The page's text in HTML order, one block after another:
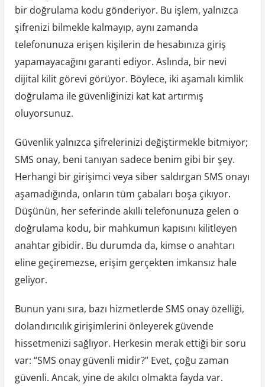
bir doğrulama kodu gönderiyor. Bu işlem, yalnızca
şifrenizi bilmekle kalmayıp, aynı zamanda
telefonunuza erişen kişilerin de hesabınıza giriş
yapamayacağını garanti ediyor. Aslında, bir nevi
dijital kilit görevi görüyor. Böylece, iki aşamalı kimlik
doğrulama ile güvenliğinizi kat kat artırmış
oluyorsunuz.
Güvenlik yalnızca şifrelerinizi değiştirmekle bitmiyor;
SMS onay, beni tanıyan sadece benim gibi bir şey.
Herhangi bir girişimci veya siber saldırgan SMS onayı
aşamadığında, onların tüm çabaları boşa çıkıyor.
Düşünün, her seferinde akıllı telefonunuza gelen o
doğrulama kodu, bir mahkumun kapısını kilitleyen
anahtar gibidir. Bu durumda da, kimse o anahtarı
eline geçiremezse, erişim gerçekten imkansız hale
geliyor.
Bunun yanı sıra, bazı hizmetlerde SMS onay özelliği,
dolandırıcılık girişimlerini önleyerek güvende
hissetmenizi sağlıyor. Herkesin merak ettiği bir soru
var: “SMS onay güvenli midir?” Evet, çoğu zaman
güvenli. Ancak, yine de akılcı olmakta fayda var.